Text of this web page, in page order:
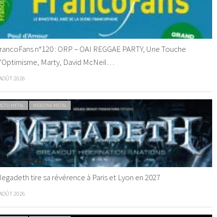
n°120 : ORP – OAI REGGAE PARTY, Une Touche
Marty, David McNeil…
2026
METAL WEBZINE METAL
tire sa révérence à Paris et Lyon en 2027
2026